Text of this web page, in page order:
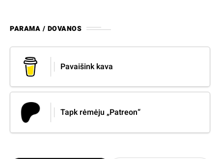
PARAMA / DOVANOS
Pavaišink kava
Tapk rėmėju „Patreon“